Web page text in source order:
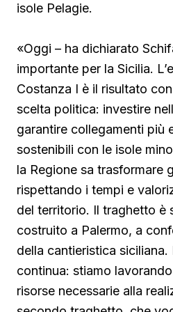
isole Pelagie.
«Oggi – ha dichiarato
importante per la Sicilia.
Costanza I è il risultato
scelta politica: investire
garantire collegamenti più
sostenibili con le isole
la Regione sa trasformare
rispettando i tempi e
del territorio. Il traghetto è
costruito a Palermo, a
della cantieristica
continua: stiamo
risorse necessarie alla